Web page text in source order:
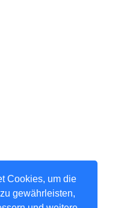
Cookies, um die
gewährleisten,